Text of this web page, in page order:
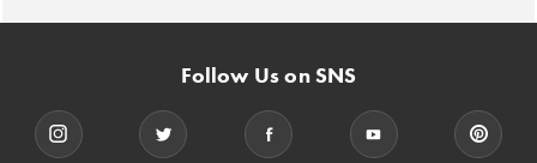
Follow Us on SNS